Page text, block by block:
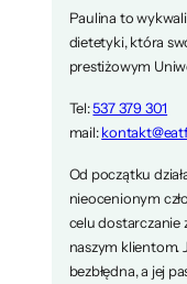
Paulina to
dietetyki, która
prestiżowym
Tel:537 379 301
mail:
Od początku
nieocenionym
celu dostarczanie
naszym klientom.
bezbłędna, a jej